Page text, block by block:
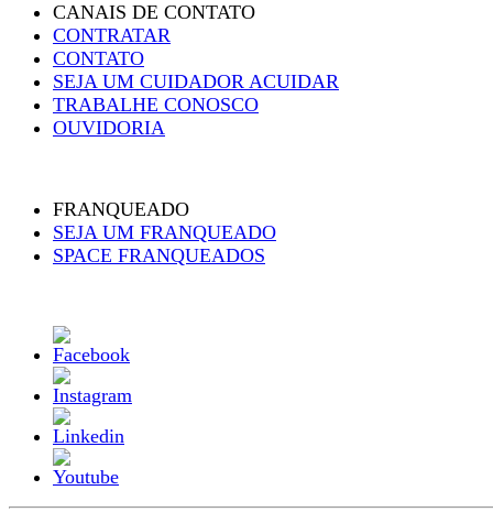
CANAIS DE CONTATO
CONTRATAR
CONTATO
SEJA UM CUIDADOR ACUIDAR
TRABALHE CONOSCO
OUVIDORIA
FRANQUEADO
SEJA UM FRANQUEADO
SPACE FRANQUEADOS